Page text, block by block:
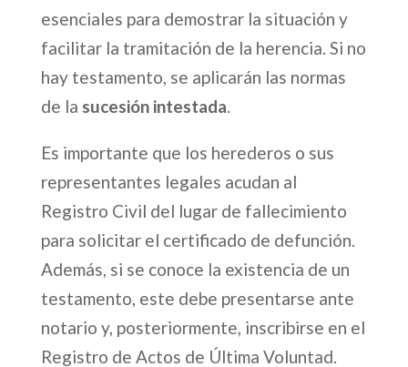
esenciales para demostrar la situación y
facilitar la tramitación de la herencia. Si no
hay testamento, se aplicarán las normas
de la sucesión intestada.
Es importante que los herederos o sus
representantes legales acudan al
Registro Civil del lugar de fallecimiento
para solicitar el certificado de defunción.
Además, si se conoce la existencia de un
testamento, este debe presentarse ante
notario y, posteriormente, inscribirse en el
Registro de Actos de Última Voluntad.